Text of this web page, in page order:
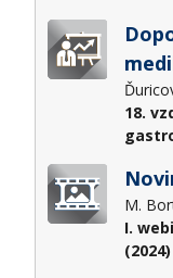
18.
M.
I.
(2024)